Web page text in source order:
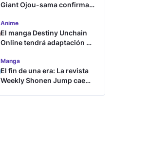
Giant Ojou-sama confirma
Anime
El manga Destiny Unchain
Online tendrá adaptación al
Manga
El fin de una era: La revista
Weekly Shonen Jump cae